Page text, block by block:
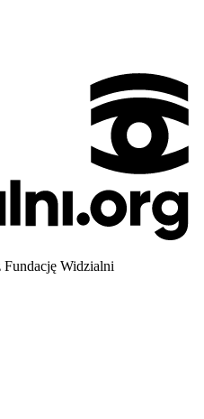
Fundację Widzialni